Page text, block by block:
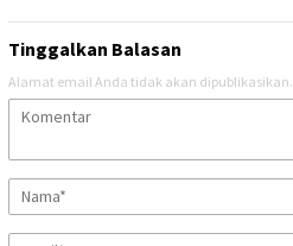
Tinggalkan Balasan
Alamat email Anda tidak akan dipublikasikan.